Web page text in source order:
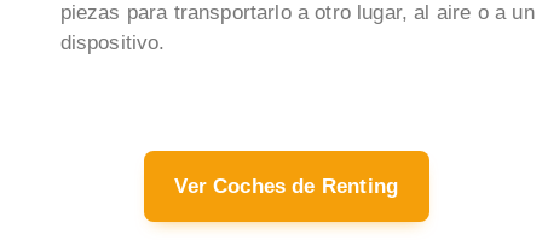
piezas para transportarlo a otro lugar, al aire o a un
dispositivo.
Ver Coches de Renting